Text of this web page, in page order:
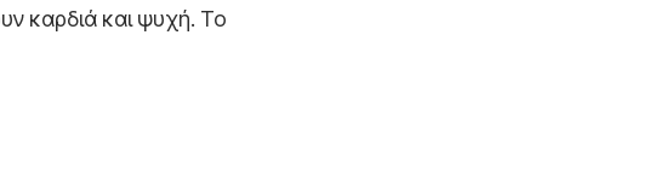
καρδιά και ψυχή. Το